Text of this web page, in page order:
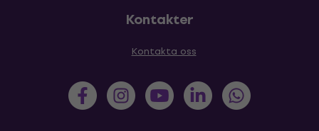
Kontakter
Kontakta oss